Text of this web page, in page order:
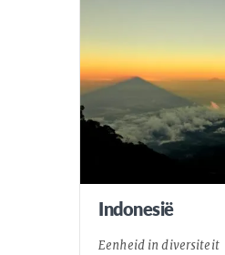
Indonesië
Eenheid in diversiteit